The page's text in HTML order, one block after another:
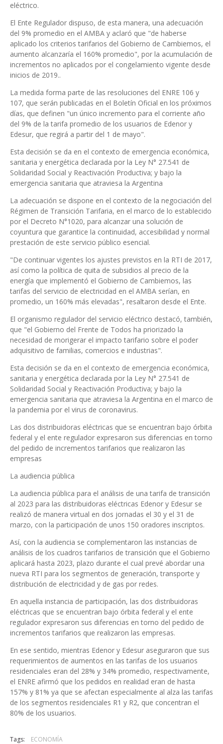
eléctrico.
El Ente Regulador dispuso, de esta manera, una adecuación
del 9% promedio en el AMBA y aclaró que "de haberse
aplicado los criterios tarifarios del Gobierno de Cambiemos, el
aumento alcanzaría el 160% promedio", por la acumulación de
incrementos no aplicados por el congelamiento vigente desde
inicios de 2019..
La medida forma parte de las resoluciones del ENRE 106 y
107, que serán publicadas en el Boletín Oficial en los próximos
días, que definen "un único incremento para el corriente año
del 9% de la tarifa promedio de los usuarios de Edenor y
Edesur, que regirá a partir del 1 de mayo".
Esta decisión se da en el contexto de emergencia económica,
sanitaria y energética declarada por la Ley N° 27.541 de
Solidaridad Social y Reactivación Productiva; y bajo la
emergencia sanitaria que atraviesa la Argentina
La adecuación se dispone en el contexto de la negociación del
Régimen de Transición Tarifaria, en el marco de lo establecido
por el Decreto N°1020, para alcanzar una solución de
coyuntura que garantice la continuidad, accesibilidad y normal
prestación de este servicio público esencial.
"De continuar vigentes los ajustes previstos en la RTI de 2017,
así como la política de quita de subsidios al precio de la
energía que implementó el Gobierno de Cambiemos, las
tarifas del servicio de electricidad en el AMBA serían, en
promedio, un 160% más elevadas", resaltaron desde el Ente.
El organismo regulador del servicio eléctrico destacó, también,
que "el Gobierno del Frente de Todos ha priorizado la
necesidad de morigerar el impacto tarifario sobre el poder
adquisitivo de familias, comercios e industrias".
Esta decisión se da en el contexto de emergencia económica,
sanitaria y energética declarada por la Ley N° 27.541 de
Solidaridad Social y Reactivación Productiva; y bajo la
emergencia sanitaria que atraviesa la Argentina en el marco de
la pandemia por el virus de coronavirus.
Las dos distribuidoras eléctricas que se encuentran bajo órbita
federal y el ente regulador expresaron sus diferencias en torno
del pedido de incrementos tarifarios que realizaron las
empresas
La audiencia pública
La audiencia pública para el análisis de una tarifa de transición
al 2023 para las distribuidoras eléctricas Edenor y Edesur se
realizó de manera virtual en dos jornadas el 30 y el 31 de
marzo, con la participación de unos 150 oradores inscriptos.
Así, con la audiencia se complementaron las instancias de
análisis de los cuadros tarifarios de transición que el Gobierno
aplicará hasta 2023, plazo durante el cual prevé abordar una
nueva RTI para los segmentos de generación, transporte y
distribución de electricidad y de gas por redes.
En aquella instancia de participación, las dos distribuidoras
eléctricas que se encuentran bajo órbita federal y el ente
regulador expresaron sus diferencias en torno del pedido de
incrementos tarifarios que realizaron las empresas.
En ese sentido, mientras Edenor y Edesur aseguraron que sus
requerimientos de aumentos en las tarifas de los usuarios
residenciales eran del 28% y 34% promedio, respectivamente,
el ENRE afirmó que los pedidos en realidad eran de hasta
157% y 81% ya que se afectan especialmente al alza las tarifas
de los segmentos residenciales R1 y R2, que concentran el
80% de los usuarios.
Tags: ECONOMÍA